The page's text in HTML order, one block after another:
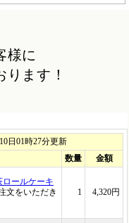
様に
ます！